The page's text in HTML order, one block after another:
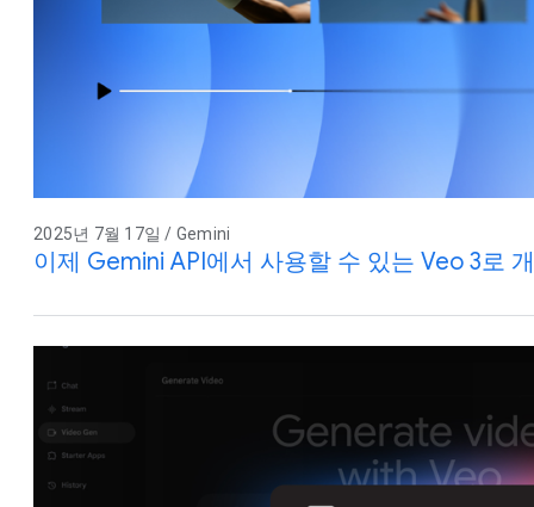
2025년 7월 17일 / Gemini
이제 Gemini API에서 사용할 수 있는 Veo 3로